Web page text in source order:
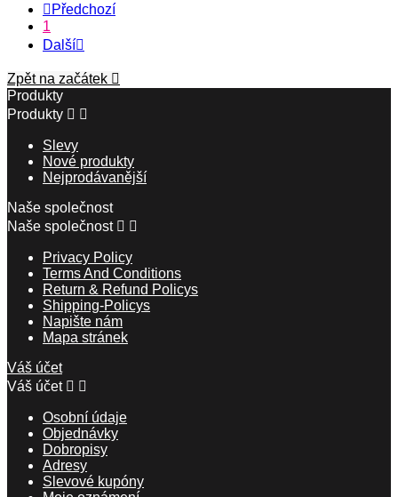
 Předchozí
1
Další
Zpět na začátek 
Produkty
Produkty  
Slevy
Nové produkty
Nejprodávanější
Naše společnost
Naše společnost  
Privacy Policy
Terms And Conditions
Return & Refund Policys
Shipping-Policys
Napište nám
Mapa stránek
Váš účet
Váš účet  
Osobní údaje
Objednávky
Dobropisy
Adresy
Slevové kupóny